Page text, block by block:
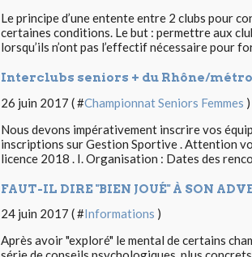
Le principe d’une entente entre 2 clubs pour
certaines conditions. Le but : permettre aux
lorsqu’ils n’ont pas l’effectif nécessaire pour
Interclubs seniors + du Rhône/
26 juin 2017 ( #Championnat Seniors Femmes )
Nous devons impérativement inscrire vos
inscriptions sur Gestion Sportive . Attention
licence 2018 . I. Organisation : Dates des
FAUT-IL DIRE "BIEN JOUÉ" À SON
24 juin 2017 ( #Informations )
Après avoir "exploré" le mental de certains